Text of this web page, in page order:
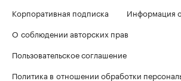
Корпоративная подписка
Информация
О соблюдении авторских прав
Пользовательское соглашение
Политика в отношении обработки